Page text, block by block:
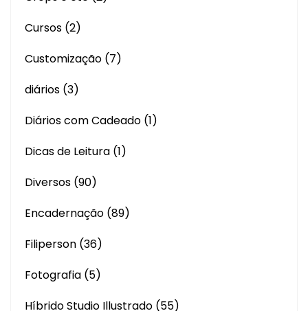
Cursos (2)
Customização (7)
diários (3)
Diários com Cadeado (1)
Dicas de Leitura (1)
Diversos (90)
Encadernação (89)
Filiperson (36)
Fotografia (5)
Híbrido Studio Illustrado (55)